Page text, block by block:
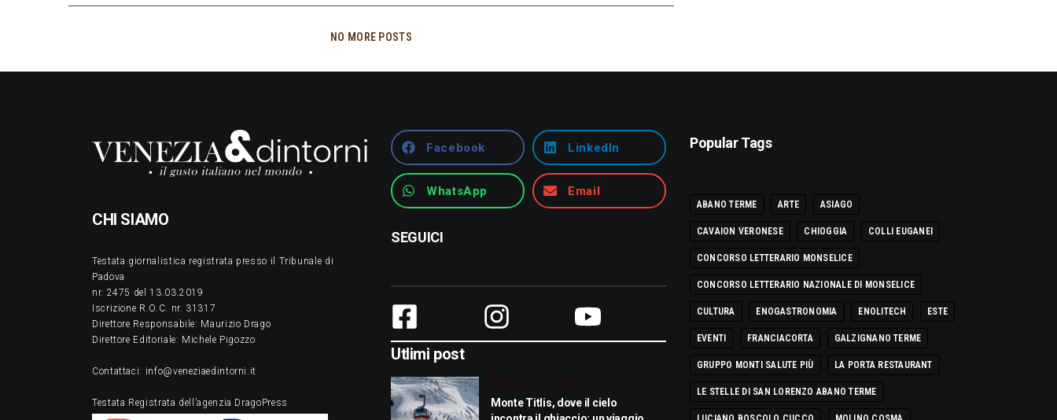
NO MORE POSTS
CHI SIAMO
Testata giornalistica registrata presso il Tribunale di
Padova
nr. 2475 del 13.03.2019
Iscrizione R.O.C. nr. 31317
Direttore Responsabile: Maurizio Drago
Direttore Editoriale: Michele Pigozzo
Contattaci: info@veneziaedintorni.it
Testata Registrata dell’agenzia DragoPress
Facebook LinkedIn
WhatsApp Email
SEGUICI
Utlimi post
Luglio 29, 2026
Monte Titlis, dove il cielo
Popular Tags
ABANO TERME ARTE ASIAGO
CAVAION VERONESE CHIOGGIA COLLI EUGANEI
CONCORSO LETTERARIO MONSELICE
CONCORSO LETTERARIO NAZIONALE DI MONSELICE
CULTURA ENOGASTRONOMIA ENOLITECH ESTE
EVENTI FRANCIACORTA GALZIGNANO TERME
GRUPPO MONTI SALUTE PIÙ LA PORTA RESTAURANT
LE STELLE DI SAN LORENZO ABANO TERME